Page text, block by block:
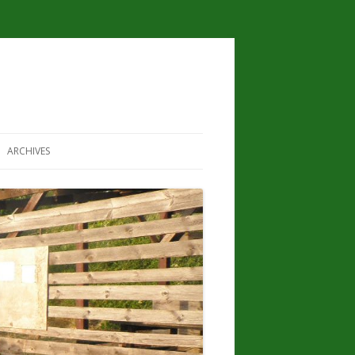
EN VIDÉO –
ARCHIVES
2021
2020
2019
2018